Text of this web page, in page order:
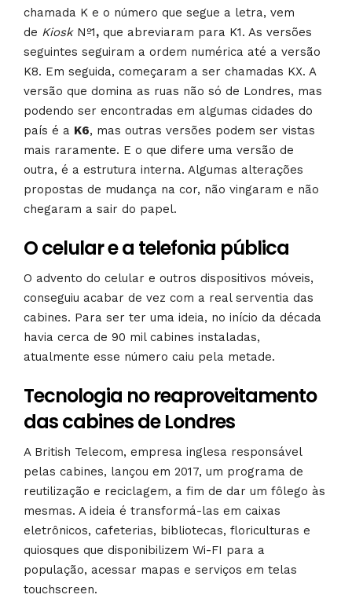
chamada K e o número que segue a letra, vem
de KioskNº1, que abreviaram para K1. As versões
seguintes seguiram a ordem numérica até a versão
K8. Em seguida, começaram a ser chamadas KX. A
versão que domina as ruas não só de Londres, mas
podendo ser encontradas em algumas cidades do
país é a K6, mas outras versões podem ser vistas
mais raramente. E o que difere uma versão de
outra, é a estrutura interna. Algumas alterações
propostas de mudança na cor, não vingaram e não
chegaram a sair do papel.
O celular e a telefonia pública
O advento do celular e outros dispositivos móveis,
conseguiu acabar de vez com a real serventia das
cabines. Para ser ter uma ideia, no início da década
havia cerca de 90 mil cabines instaladas,
atualmente esse número caiu pela metade.
Tecnologia no reaproveitamento
das cabines de Londres
A British Telecom, empresa inglesa responsável
pelas cabines, lançou em 2017, um programa de
reutilização e reciclagem, a fim de dar um fôlego às
mesmas. A ideia é transformá-las em caixas
eletrônicos, cafeterias, bibliotecas, floriculturas e
quiosques que disponibilizem Wi-FI para a
população, acessar mapas e serviços em telas
touchscreen.